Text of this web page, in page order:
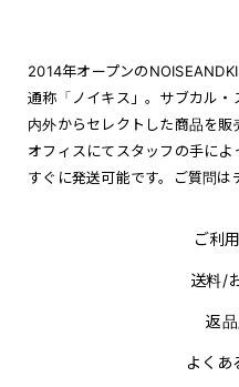
2014年オープンの
通称「ノイキス」。サブカル
内外からセレクトした商品を
オフィスにてスタッフの手に
すぐに発送可能です。ご質問は
ご利
送料/
返
よくあ